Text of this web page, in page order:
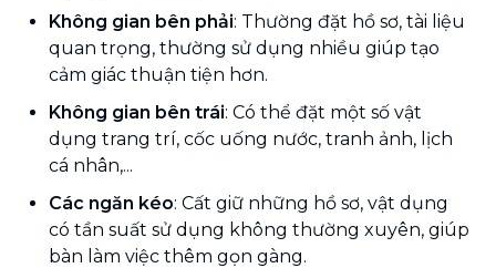
Không gian bên phải: Thường đặt hồ sơ, tài liệu
quan trọng, thường sử dụng nhiều giúp tạo
cảm giác thuận tiện hơn.
Không gian bên trái: Có thể đặt một số vật
dụng trang trí, cốc uống nước, tranh ảnh, lịch
cá nhân,...
Các ngăn kéo: Cất giữ những hồ sơ, vật dụng
có tần suất sử dụng không thường xuyên, giúp
bàn làm việc thêm gọn gàng.